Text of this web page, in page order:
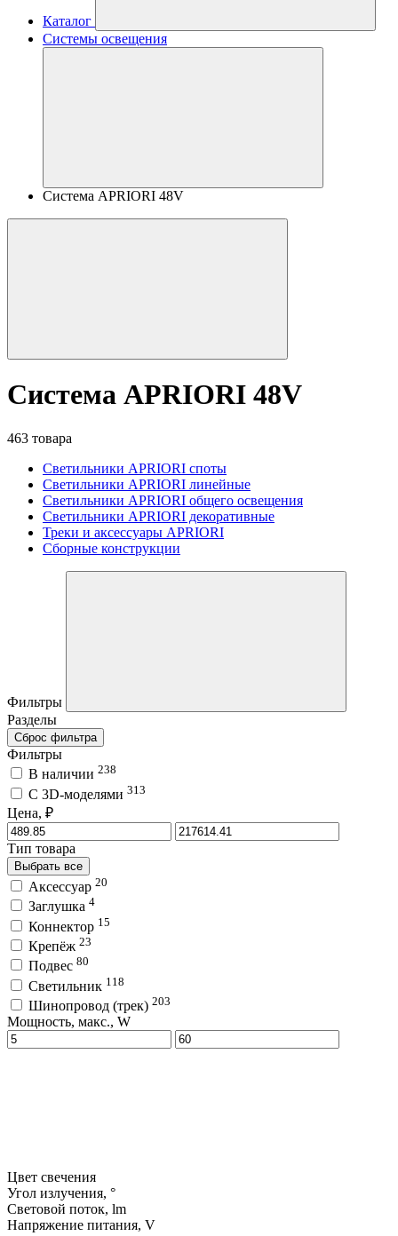
Каталог
Системы освещения
Система APRIORI 48V
Система APRIORI 48V
463 товара
Светильники APRIORI споты
Светильники APRIORI линейные
Светильники APRIORI общего освещения
Светильники APRIORI декоративные
Треки и аксессуары APRIORI
Сборные конструкции
Фильтры
Разделы
Сброс фильтра
Фильтры
В наличии 238
C 3D-моделями 313
Цена, ₽
Тип товара
Выбрать все
Аксессуар 20
Заглушка 4
Коннектор 15
Крепёж 23
Подвес 80
Светильник 118
Шинопровод (трек) 203
Мощность, макс., W
Цвет свечения
Угол излучения, °
Световой поток, lm
Напряжение питания, V